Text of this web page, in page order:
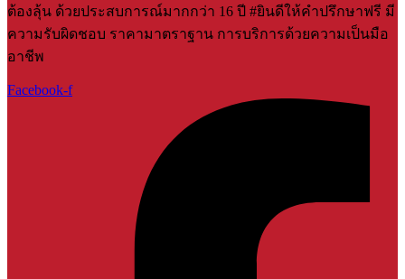
ต้องลุ้น ด้วยประสบการณ์มากกว่า 16 ปี #ยินดีให้คำปรึกษาฟรี มี
ความรับผิดชอบ ราคามาตราฐาน การบริการด้วยความเป็นมือ
อาชีพ
Facebook-f